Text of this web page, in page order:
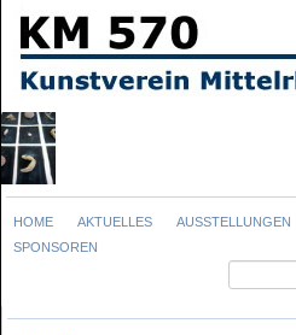
Navigation
überspringen
HOME AKTUELLES AUSSTELLUNGEN
SPONSOREN